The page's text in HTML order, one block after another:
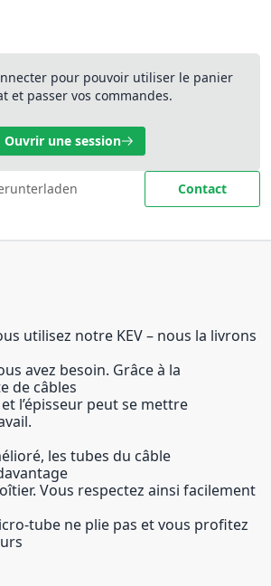
pour pouvoir utiliser le panier
et passer vos commandes.
Ouvrir une session
Contact
utilisez notre KEV – nous la livrons
avez besoin. Grâce à la
de câbles
l’épisseur peut se mettre
les tubes du câble
Vous respectez ainsi facilement
tube ne plie pas et vous profitez